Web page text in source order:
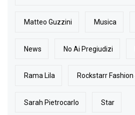
Matteo Guzzini Musica
News No Ai Pregiudizi
Rama Lila Rockstarr
Sarah Pietrocarlo Star